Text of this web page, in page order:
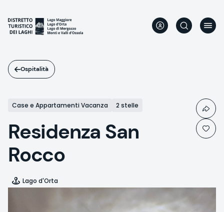
contenuto
principale
Ospitalità
Case e Appartamenti Vacanza 2 stelle
Residenza San
Rocco
Lago d'Orta